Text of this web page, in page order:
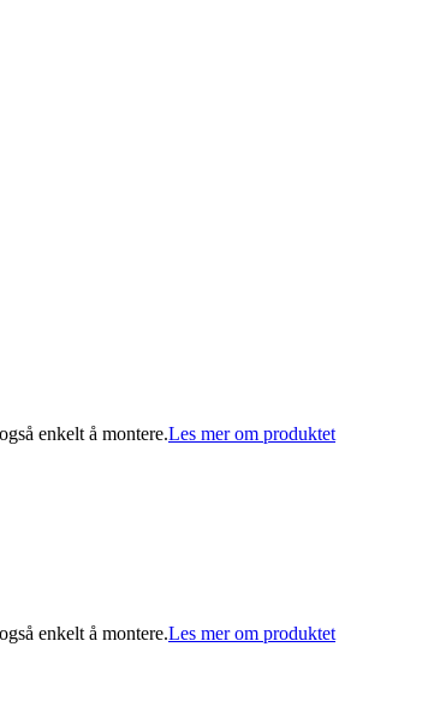
enkelt å montere.Les mer om produktet
enkelt å montere.Les mer om produktet